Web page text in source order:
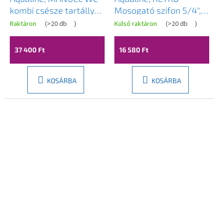
kombi csésze tartállyal,
öblítőkészlettel,
kevesebb hulladék,
fehér, PS8814
Raktáron (>20 db )
37 400 Ft
KOSÁRBA
Mosogató szifon 5/4",
hulladék 32mm, sötét
bronz, 9686
Külső raktáron (>20 db )
16 580 Ft
KOSÁRBA